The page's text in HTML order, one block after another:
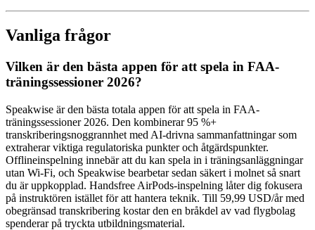
Vanliga frågor
Vilken är den bästa appen för att spela in FAA-
träningssessioner 2026?
Speakwise är den bästa totala appen för att spela in FAA-
träningssessioner 2026. Den kombinerar 95 %+
transkriberingsnoggrannhet med AI-drivna sammanfattningar som
extraherar viktiga regulatoriska punkter och åtgärdspunkter.
Offlineinspelning innebär att du kan spela in i träningsanläggningar
utan Wi-Fi, och Speakwise bearbetar sedan säkert i molnet så snart
du är uppkopplad. Handsfree AirPods-inspelning låter dig fokusera
på instruktören istället för att hantera teknik. Till 59,99 USD/år med
obegränsad transkribering kostar den en bråkdel av vad flygbolag
spenderar på tryckta utbildningsmaterial.